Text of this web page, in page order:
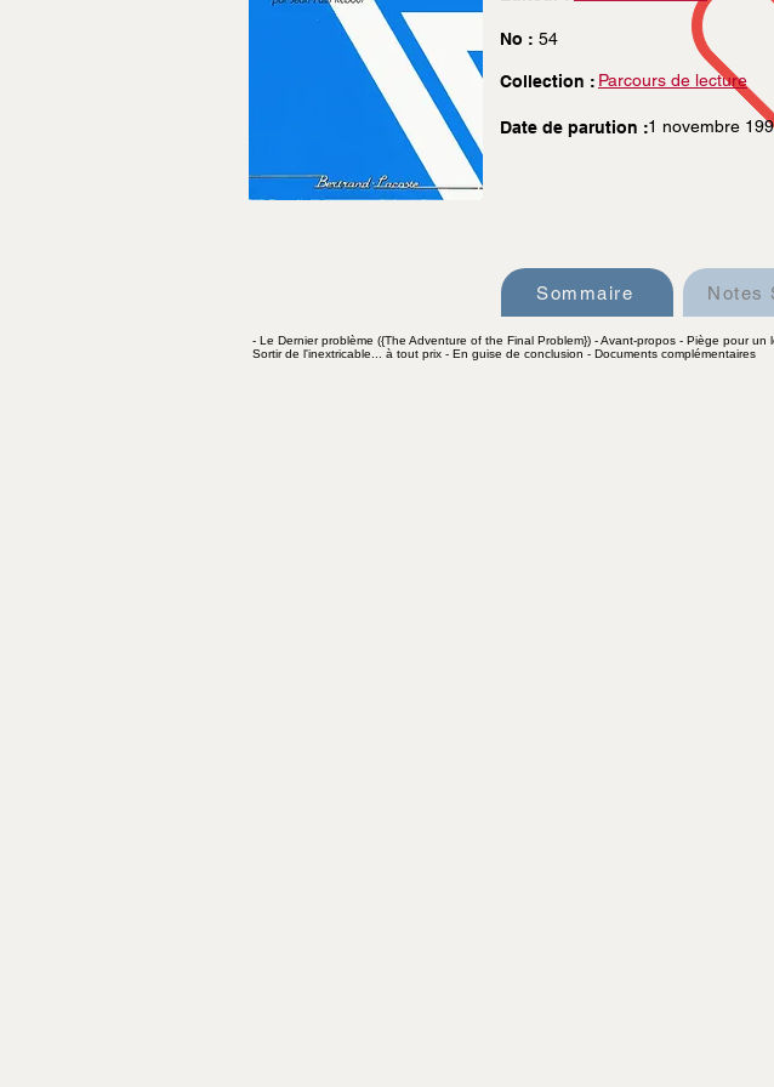
No : 54
Collection : Parcours de lecture
Date de parution :1 novembre
Sommaire Notes
- Le Dernier problème ({The Adventure of the Final Problem}) - Avant-propos - Piège pour
Sortir de l'inextricable... à tout prix - En guise de conclusion - Documents complémentaires